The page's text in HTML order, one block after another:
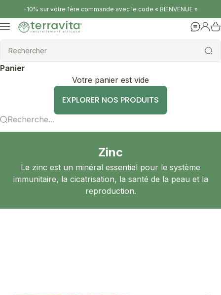
Passer au contenu
-10% sur votre 1ère commande avec le code « BIENVENUE »
Terravita
Rechercher
Rechercher
Menu Aide
Panier
Votre panier est vide
EXPLORER NOS PRODUITS
Recherche...
Zinc
Le zinc est un minéral essentiel pour le système
immunitaire, la cicatrisation, la santé de la peau et la
reproduction.